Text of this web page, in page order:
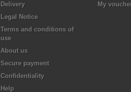
Delivery
Legal Notice
Terms and conditions of
use
About us
Secure payment
Confidentiality
Help
My